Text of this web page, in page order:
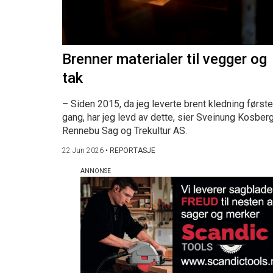
Brenner materialer til vegger og
tak
– Siden 2015, da jeg leverte brent kledning første
gang, har jeg levd av dette, sier Sveinung
Rennebu Sag og Trekultur AS.
22 Jun 2026 • REPORTASJE